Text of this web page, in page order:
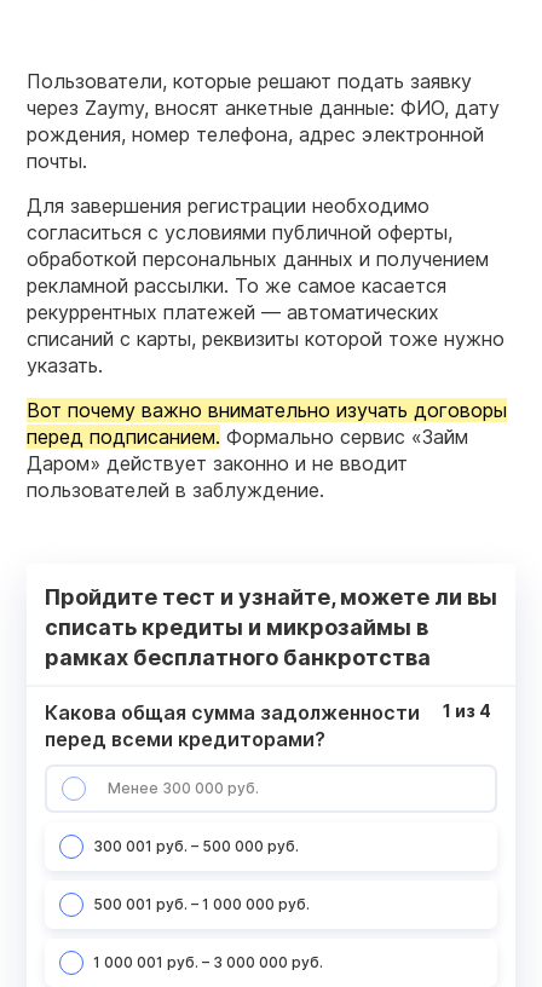
Пользователи, которые решают подать заявку
через Zaymy, вносят анкетные данные: ФИО, дату
рождения, номер телефона, адрес электронной
почты.
Для завершения регистрации необходимо
согласиться с условиями публичной оферты,
обработкой персональных данных и получением
рекламной рассылки. То же самое касается
рекуррентных платежей — автоматических
списаний с карты, реквизиты которой тоже нужно
указать.
Вот почему важно внимательно изучать договоры
перед подписанием. Формально сервис «Займ
Даром» действует законно и не вводит
пользователей в заблуждение.
Пройдите тест и узнайте, можете ли вы
списать кредиты и микрозаймы в
рамках бесплатного банкротства
Какова общая сумма задолженности
перед всеми кредиторами?
Менее 300 000 руб.
300 001 руб. – 500 000 руб.
500 001 руб. – 1 000 000 руб.
1 000 001 руб. – 3 000 000 руб.
1 из 4